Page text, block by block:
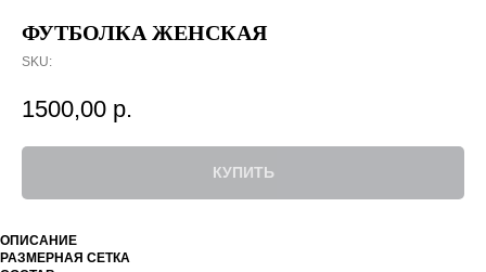
ФУТБОЛКА ЖЕНСКАЯ
SKU:
1500,00 р.
КУПИТЬ
ОПИСАНИЕ
РАЗМЕРНАЯ СЕТКА